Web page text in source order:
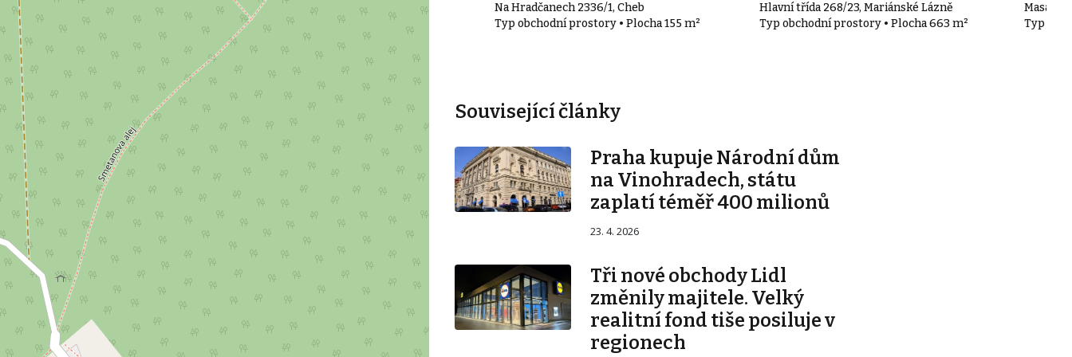
613/120, Mariánské Lázně
prostory • Plocha 941 m²
Poštovní 734/7a, Mariánské Lázně
Typ obchodní prostory • Plocha 150 m²
Na Hradčanech 2336/1, Cheb
Typ obchodní prostory • Plocha 155 m²
Hlavní třída 268/23, Mariánské Lázně
Typ obchodní prostory • Plocha 663 m²
Typ
Související články
Praha kupuje Národní dům
na Vinohradech, státu
zaplatí téměř 400 milionů
23. 4. 2026
Tři nové obchody Lidl
změnily majitele. Velký
realitní fond tiše posiluje v
regionech